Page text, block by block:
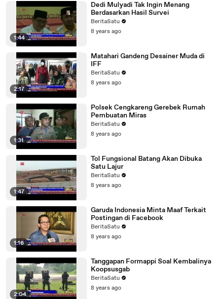
1:44
Dedi Mulyadi Tak Ingin Menang
Berdasarkan Hasil Survei
BeritaSatu
8 years ago
2:17
Matahari Gandeng Desainer Muda di
IFF
BeritaSatu
8 years ago
1:31
Polsek Cengkareng Gerebek Rumah
Pembuatan Miras
BeritaSatu
8 years ago
1:47
Tol Fungsional Batang Akan Dibuka
Satu Lajur
BeritaSatu
8 years ago
1:16
Garuda Indonesia Minta Maaf Terkait
Postingan di Facebook
BeritaSatu
8 years ago
2:04
Tanggapan Formappi Soal Kembalinya
Koopsusgab
BeritaSatu
8 years ago